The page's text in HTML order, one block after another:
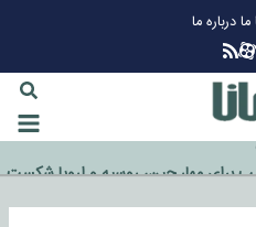
مادرباره ما
برای مهار چین، روسیه و اروپا شکست